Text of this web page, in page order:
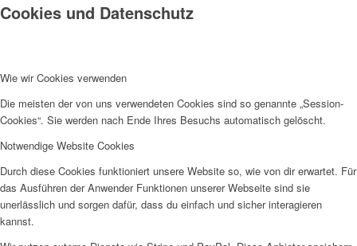
Cookies und Datenschutz
Wie wir Cookies verwenden
Die meisten der von uns verwendeten Cookies sind so genannte „Session-
Cookies“. Sie werden nach Ende Ihres Besuchs automatisch gelöscht.
Notwendige Website Cookies
Durch diese Cookies funktioniert unsere Website so, wie von dir erwartet. Für
das Ausführen der Anwender Funktionen unserer Webseite sind sie
unerlässlich und sorgen dafür, dass du einfach und sicher interagieren
kannst.